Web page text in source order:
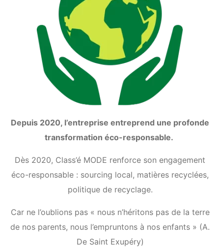
Depuis 2020, l’entreprise entreprend une profonde
transformation éco-responsable.
Dès 2020, Class’é MODE renforce son engagement
éco-responsable : sourcing local, matières recyclées,
politique de recyclage.
Car ne l’oublions pas « nous n’héritons pas de la terre
de nos parents, nous l’empruntons à nos enfants » (A.
De Saint Exupéry)